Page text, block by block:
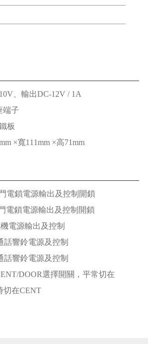
、輸出DC-12V / 1A
端子
板
×寬111mm ×高71mm
電鎖電源輸出及控制開鎖
電鎖電源輸出及控制開鎖
電源輸出及控制
話響鈴電源及控制
話響鈴電源及控制
DOOR選擇開關，平常切在
切在CENT